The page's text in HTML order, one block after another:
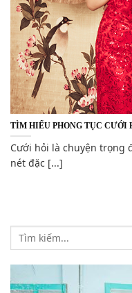
TÌM HIỂU PHONG TỤC CƯỚI
Cưới hỏi là chuyện trọng
nét đặc [...]